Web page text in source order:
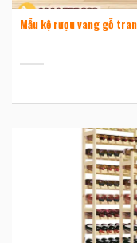
Mẫu kệ rượu vang gỗ